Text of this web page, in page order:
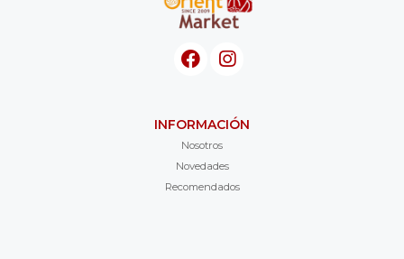
INFORMACIÓN
Nosotros
Novedades
Recomendados